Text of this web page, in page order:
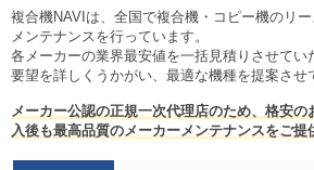
複合機NAVIは、全国で複合機・コピー機のリ
メンテナンスを行っています。
各メーカーの業界最安値を一括見積りさせてい
要望を詳しくうかがい、最適な機種を提案させ
メーカー公認の正規一次代理店のため、格安
入後も最高品質のメーカーメンテナンスをご提